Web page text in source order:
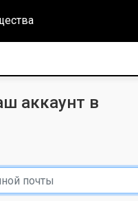
аккаунт в